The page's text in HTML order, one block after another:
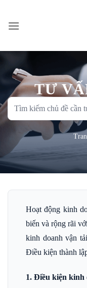
nội
TƯ
Tìm
chủ
đề
tư
Hoạt động kinh
biến và rộng rãi
kinh doanh vận
Điều kiện thành
1. Điều kiện kinh